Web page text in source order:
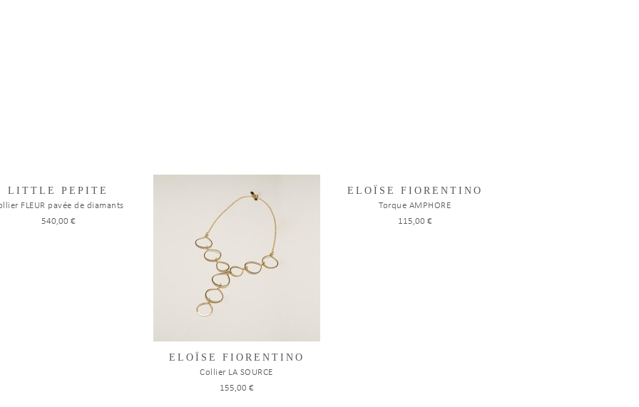
LITTLE PEPITE
FLEUR pavée de diamants
540,00 €
ELOÏSE FIORENTINO
Collier LA SOURCE
155,00 €
ELOÏSE FIORENTINO
Torque AMPHORE
115,00 €